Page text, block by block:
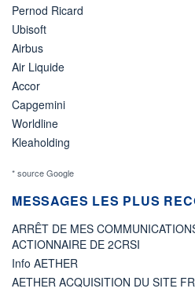
Pernod Ricard
Ubisoft
Airbus
Air Liquide
Accor
Capgemini
Worldline
Kleaholding
* source Google
MESSAGES LES PLUS
ARRÊT DE MES
ACTIONNAIRE DE 2CRSI
Info AETHER
AETHER ACQUISITION DU SITE